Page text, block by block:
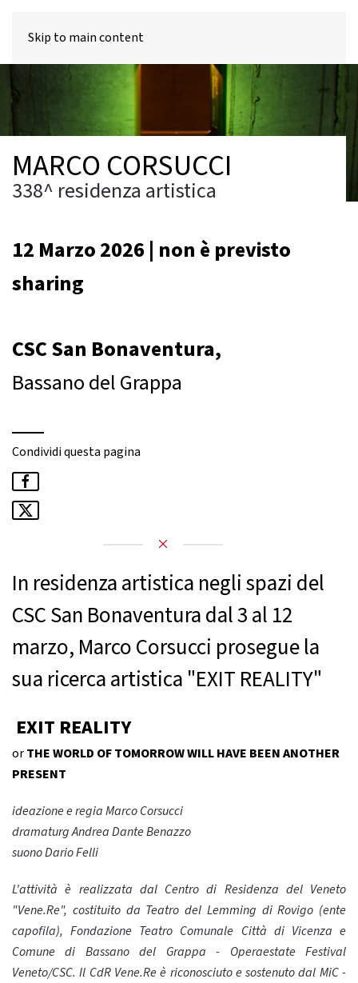
Skip to main content
MARCO CORSUCCI
338^ residenza artistica
12 Marzo 2026 | non è previsto
sharing
CSC San Bonaventura,
Bassano del Grappa
Condividi questa pagina
In residenza artistica negli spazi del
CSC San Bonaventura dal 3 al 12
marzo, Marco Corsucci prosegue la
sua ricerca artistica "EXIT REALITY"
EXIT REALITY
orTHE WORLD OF TOMORROW WILL HAVE BEEN ANOTHER
PRESENT
ideazione e regia Marco Corsucci
dramaturg Andrea Dante Benazzo
suono Dario Felli
L'attività è realizzata dal Centro di Residenza del Veneto
"Vene.Re", costituito da Teatro del Lemming di Rovigo (ente
capofila), Fondazione Teatro Comunale Città di Vicenza e
Comune di Bassano del Grappa - Operaestate Festival
Veneto/CSC. Il CdR Vene.Re è riconosciuto e sostenuto dal MiC -